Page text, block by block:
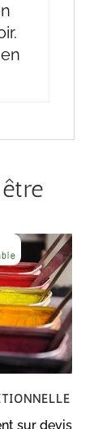
sur devis